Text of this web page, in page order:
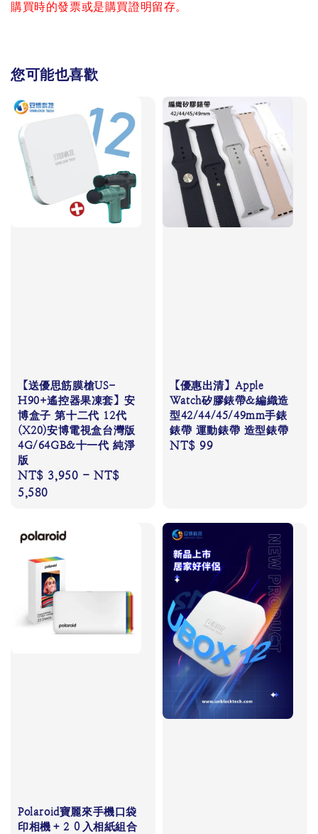
購買時的發票或是購買證明留存。
您可能也喜歡
【送優思筋膜槍US-
H90+遙控器果凍套】安
博盒子 第十二代 12代
(X20)安博電視盒台灣版
4G/64GB&十一代 純淨
版
Regular
price
NT$ 3,950 -NT$
5,580
【優惠出清】Apple
Watch矽膠錶帶&編織造
型42/44/45/49mm手錶
錶帶 運動錶帶 造型錶帶
Regular
NT$ 99
Polaroid寶麗來手機口袋
印相機＋２０入相紙組合